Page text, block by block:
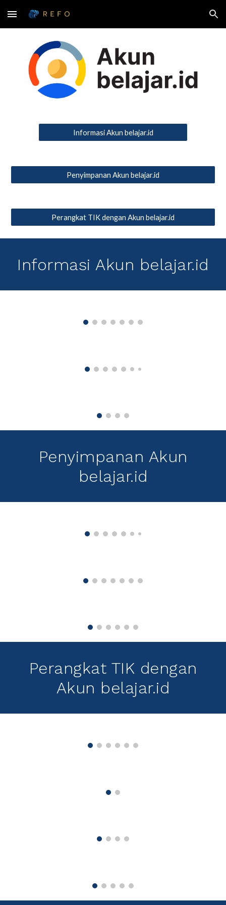
Skip to main content Skip to navigation
Informasi Akun belajar.id
Penyimpanan Akun belajar.id
Perangkat TIK dengan Akun belajar.id
Informasi Akun belajar.id
Penyimpanan Akun
belajar.id
Perangkat TIK dengan
Akun belajar.id